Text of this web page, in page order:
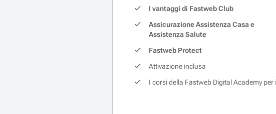
I vantaggi di Fastweb Club
Assicurazione Assistenza Casa e
Assistenza Salute
Fastweb Protect
Attivazione inclusa
I corsi della Fastweb Digital Academy